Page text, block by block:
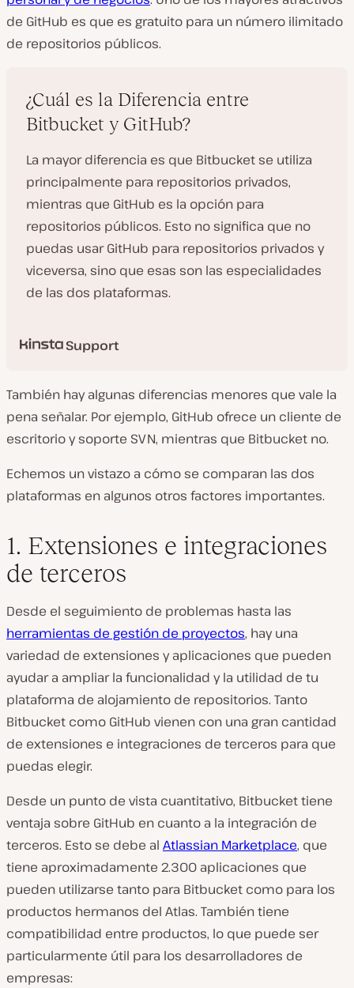
de GitHub es que es gratuito para un número ilimitado
de repositorios públicos.
¿Cuál es la Diferencia entre
Bitbucket y GitHub?
La mayor diferencia es que Bitbucket se utiliza
principalmente para repositorios privados,
mientras que GitHub es la opción para
repositorios públicos. Esto no significa que no
puedas usar GitHub para repositorios privados y
viceversa, sino que esas son las especialidades
de las dos plataformas.
Support
También hay algunas diferencias menores que vale la
pena señalar. Por ejemplo, GitHub ofrece un cliente de
escritorio y soporte SVN, mientras que Bitbucket no.
Echemos un vistazo a cómo se comparan las dos
plataformas en algunos otros factores importantes.
1. Extensiones e integraciones
de terceros
Desde el seguimiento de problemas hasta las
herramientas de gestión de proyectos, hay una
variedad de extensiones y aplicaciones que pueden
ayudar a ampliar la funcionalidad y la utilidad de tu
plataforma de alojamiento de repositorios. Tanto
Bitbucket como GitHub vienen con una gran cantidad
de extensiones e integraciones de terceros para que
puedas elegir.
Desde un punto de vista cuantitativo, Bitbucket tiene
ventaja sobre GitHub en cuanto a la integración de
terceros. Esto se debe al Atlassian Marketplace, que
tiene aproximadamente 2.300 aplicaciones que
pueden utilizarse tanto para Bitbucket como para los
productos hermanos del Atlas. También tiene
compatibilidad entre productos, lo que puede ser
particularmente útil para los desarrolladores de
empresas: